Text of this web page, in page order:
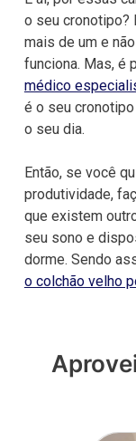
o seu cronotipo?
mais de um e
funciona. Mas, é
médico
é o seu
o seu dia.
Então, se você
produtividade,
que existem
seu sono e
dorme. Sendo
o colchão velho